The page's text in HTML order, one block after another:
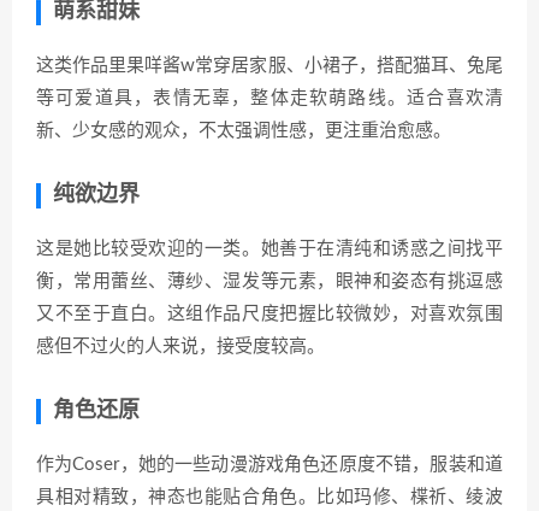
萌系甜妹
这类作品里果咩酱w常穿居家服、小裙子，搭配猫耳、兔尾
等可爱道具，表情无辜，整体走软萌路线。适合喜欢清
新、少女感的观众，不太强调性感，更注重治愈感。
纯欲边界
这是她比较受欢迎的一类。她善于在清纯和诱惑之间找平
衡，常用蕾丝、薄纱、湿发等元素，眼神和姿态有挑逗感
又不至于直白。这组作品尺度把握比较微妙，对喜欢氛围
感但不过火的人来说，接受度较高。
角色还原
作为Coser，她的一些动漫游戏角色还原度不错，服装和道
具相对精致，神态也能贴合角色。比如玛修、楪祈、绫波